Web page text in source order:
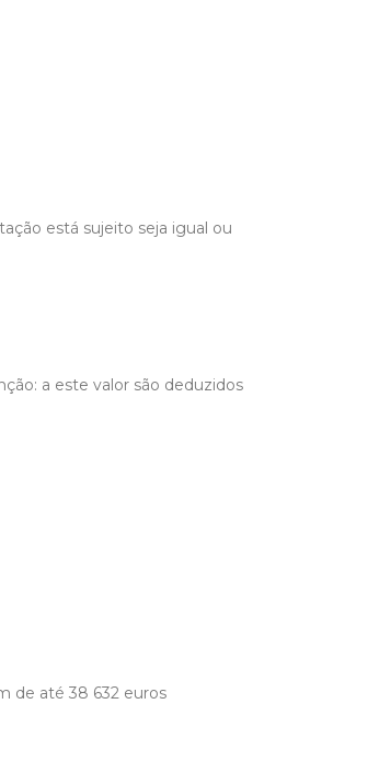
está sujeito seja igual ou
a este valor são deduzidos
de até 38 632 euros